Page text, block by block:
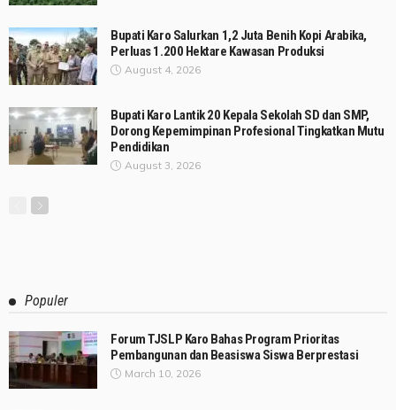
Bupati Karo Salurkan 1,2 Juta Benih Kopi Arabika,
Perluas 1.200 Hektare Kawasan Produksi
August 4, 2026
Bupati Karo Lantik 20 Kepala Sekolah SD dan SMP,
Dorong Kepemimpinan Profesional Tingkatkan Mutu
Pendidikan
August 3, 2026
Populer
Forum TJSLP Karo Bahas Program Prioritas
Pembangunan dan Beasiswa Siswa Berprestasi
March 10, 2026